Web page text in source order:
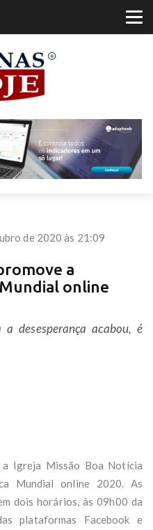
de 2020 às 21:09
a
online
desesperança acabou, é
Igreja Missão Boa Notícia
Mundial online 2020. As
dois horários, às 09h00 da
plataformas Facebook e